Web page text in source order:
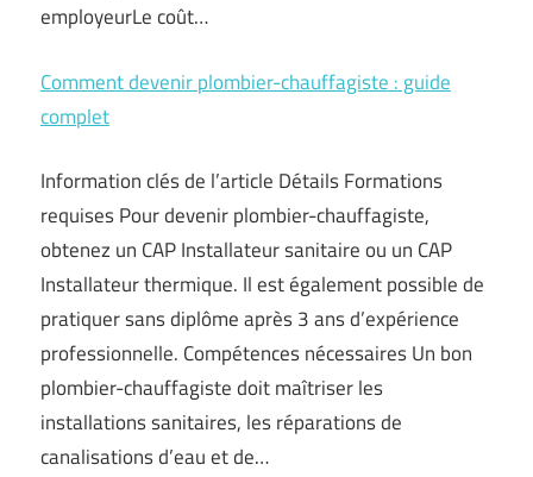
employeurLe coût…
Comment devenir plombier-chauffagiste : guide
complet
Information clés de l’article Détails Formations
requises Pour devenir plombier-chauffagiste,
obtenez un CAP Installateur sanitaire ou un CAP
Installateur thermique. Il est également possible de
pratiquer sans diplôme après 3 ans d’expérience
professionnelle. Compétences nécessaires Un bon
plombier-chauffagiste doit maîtriser les
installations sanitaires, les réparations de
canalisations d’eau et de…